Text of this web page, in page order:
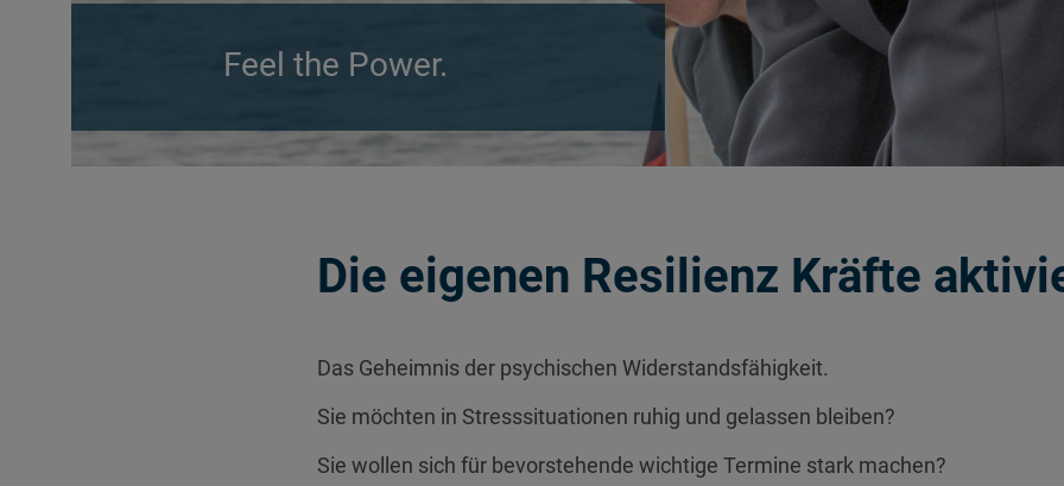
Feel the Power.
Die eigenen Resilienz Kräfte
Das Geheimnis der psychischen Widerstandsfähigkeit.
Sie möchten in Stresssituationen ruhig und gelassen bleiben?
Sie wollen sich für bevorstehende wichtige Termine stark machen?